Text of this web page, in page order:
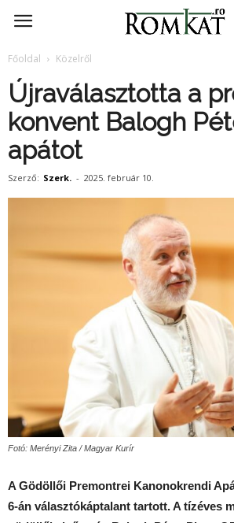
RomKat.ro
Főoldal Közelről
Újraválasztotta a
konvent Balogh
apátot
Szerző: Szerk. - 2025. február 10.
Fotó: Merényi Zita / Magyar Kurír
A Gödöllői Premontrei Kanonokrendi
6-án választókáptalant tartott. A tízéves